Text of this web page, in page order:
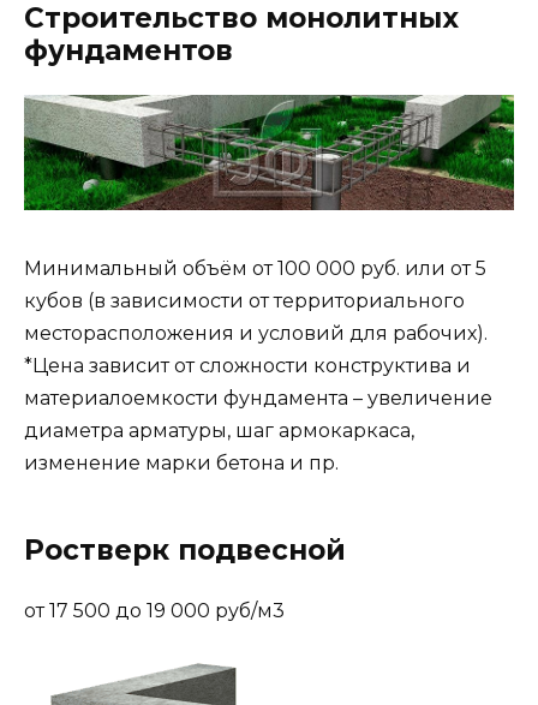
Строительство монолитных
фундаментов
Минимальный объём от 100 000 руб. или от 5
кубов (в зависимости от территориального
месторасположения и условий для рабочих).
*Цена зависит от сложности конструктива и
материалоемкости фундамента – увеличение
диаметра арматуры, шаг армокаркаса,
изменение марки бетона и пр.
Ростверк подвесной
от 17 500 до 19 000 руб/м3